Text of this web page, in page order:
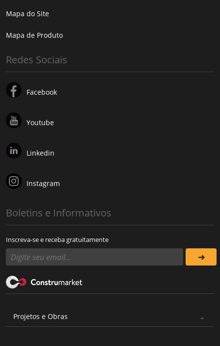
Mapa do Site
Mapa de Produto
Redes Sociais
Facebook
Youtube
Linkedin
Instagram
Boletins e Informativos
Inscreva-se e receba gratuitamente
Projetos e Obras